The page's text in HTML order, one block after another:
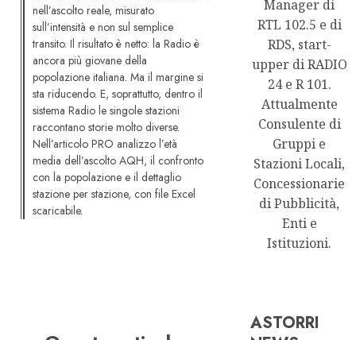
nell’ascolto reale, misurato
sull’intensità e non sul semplice
transito. Il risultato è netto: la Radio è
ancora più giovane della
popolazione italiana. Ma il margine si
sta riducendo. E, soprattutto, dentro il
sistema Radio le singole stazioni
raccontano storie molto diverse.
Nell’articolo PRO analizzo l’età
media dell’ascolto AQH, il confronto
con la popolazione e il dettaglio
stazione per stazione, con file Excel
scaricabile.
Manager di
RTL 102.5 e di
RDS, start-
upper di RADIO
24 e R 101.
Attualmente
Consulente di
Gruppi e
Stazioni Locali,
Concessionarie
di Pubblicità,
Enti e
Istituzioni.
ASTORRI